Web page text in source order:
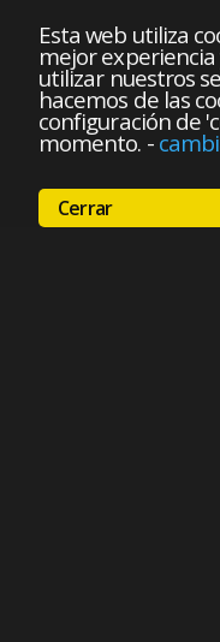
Esta web utiliza
mejor experiencia
utilizar nuestros
hacemos de las
configuración de
momento. -
Cerrar